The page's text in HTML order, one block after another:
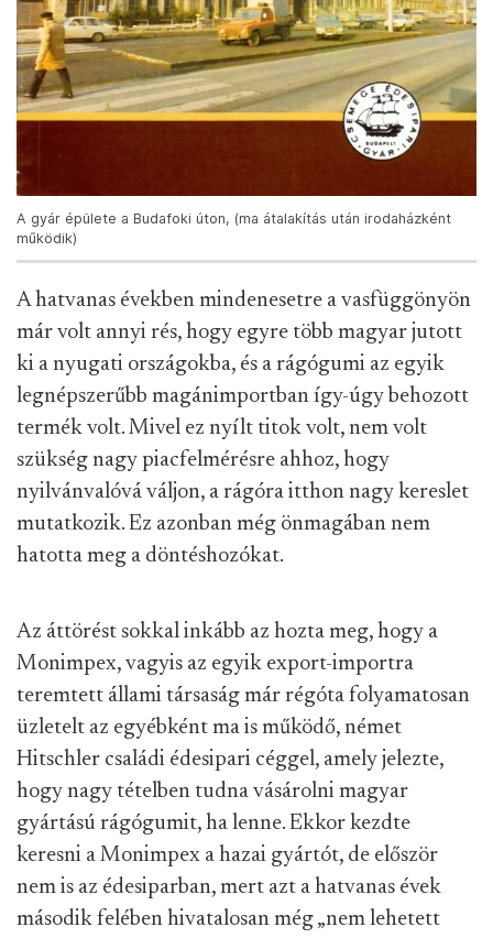
A gyár épülete a Budafoki úton, (ma átalakítás után irodaházként
működik)
A hatvanas években mindenesetre a vasfüggönyön
már volt annyi rés, hogy egyre több magyar jutott
ki a nyugati országokba, és a rágógumi az egyik
legnépszerűbb magánimportban így-úgy behozott
termék volt. Mivel ez nyílt titok volt, nem volt
szükség nagy piacfelmérésre ahhoz, hogy
nyilvánvalóvá váljon, a rágóra itthon nagy kereslet
mutatkozik. Ez azonban még önmagában nem
hatotta meg a döntéshozókat.
Az áttörést sokkal inkább az hozta meg, hogy a
Monimpex, vagyis az egyik export-importra
teremtett állami társaság már régóta folyamatosan
üzletelt az egyébként ma is működő, német
Hitschler családi édesipari céggel, amely jelezte,
hogy nagy tételben tudna vásárolni magyar
gyártású rágógumit, ha lenne. Ekkor kezdte
keresni a Monimpex a hazai gyártót, de először
nem is az édesiparban, mert azt a hatvanas évek
második felében hivatalosan még „nem lehetett